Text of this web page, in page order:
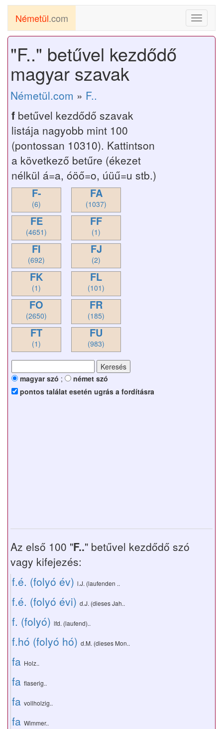
Toggle
Németül.com
"F.." betűvel kezdődő
magyar szavak
Németül.com » F..
f betűvel kezdődő szavak
listája nagyobb mint 100
(pontossan 10310). Kattintson
a következő betűre (ékezet
nélkül á=a, óöő=o, úüű=u stb.)
F-
(6)
FA
(1037)
FE
(4651)
FF
(1)
FI
(692)
FJ
(2)
FK
(1)
FL
(101)
FO
(2650)
FR
(185)
FT
(1)
FU
(983)
magyar szó ;
német szó
pontos találat esetén ugrás a fordításra
Az első 100 "F.." betűvel kezdődő szó
vagy kifejezés:
f.é. (folyó év) l.J. (laufenden ..
f.é. (folyó évi) d.J. (dieses Jah..
f. (folyó) lfd. (laufend)..
f.hó (folyó hó) d.M. (dieses Mon..
fa Holz..
fa flaserig..
fa vollholzig..
fa Wimmer..